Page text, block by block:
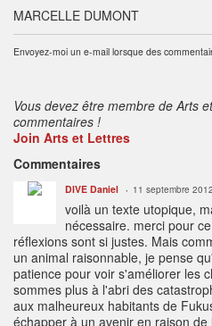
MARCELLE DUMONT
Envoyez-moi un e-mail lorsque des
Vous devez être membre de Arts
commentaires !
Join Arts et Lettres
Commentaires
DIVE Daniel 11 septembre
voilà un texte utopique,
nécessaire. merci pour
réflexions sont si justes. Mais
un animal raisonnable, je pense
patience pour voir s'améliorer les
sommes plus à l'abri des
aux malheureux habitants de
échapper à un avenir en raison